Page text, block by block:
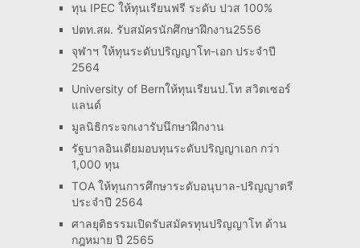
ทุน IPEC ให้ทุนเรียนฟรี ระดับ ปวส 100%
ปตท.สผ. รับสมัครนักศึกษาฝึกงาน2556
จุฬาฯ ให้ทุนระดับปริญญาโท-เอก ประจำปี
2564
University of Bernให้ทุนเรียนป.โท สวิตเซอร์
แลนด์
มูลนิธิกระจกเงารับนึกษาฝึกงาน
รัฐบาลอินเดียมอบทุนระดับปริญญาเอก กว่า
1,000 ทุน
TOA ให้ทุนการศึกษาระดับอนุบาล-ปริญญาตรี
ประจำปี 2564
ศาลยุติธรรมเปิดรับสมัครทุนปริญญาโท ด้าน
กฎหมาย ปี 2565